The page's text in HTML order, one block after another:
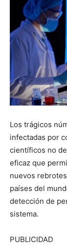
Los trágicos
infectadas por
científicos no
eficaz que
nuevos
países del
detección de
sistema.
PUBLICIDAD